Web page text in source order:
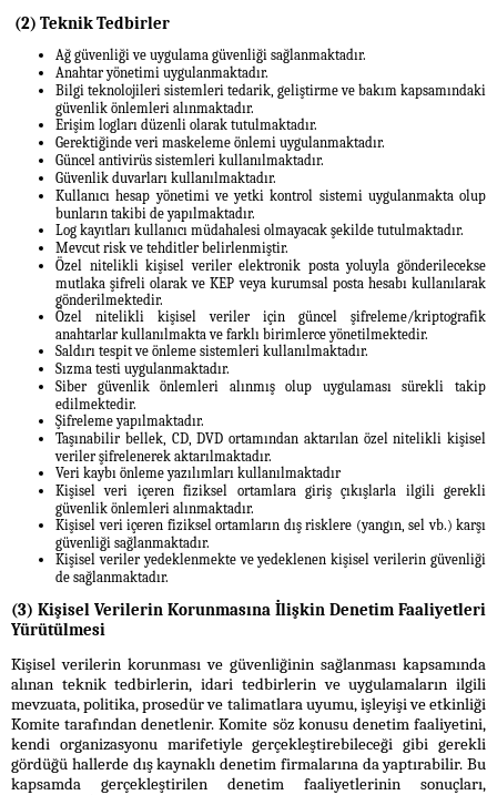
(2) Teknik Tedbirler
Ağ güvenliği ve uygulama güvenliği sağlanmaktadır.
Anahtar yönetimi uygulanmaktadır.
Bilgi teknolojileri sistemleri tedarik, geliştirme ve bakım kapsamındaki
güvenlik önlemleri alınmaktadır.
Erişim logları düzenli olarak tutulmaktadır.
Gerektiğinde veri maskeleme önlemi uygulanmaktadır.
Güncel antivirüs sistemleri kullanılmaktadır.
Güvenlik duvarları kullanılmaktadır.
Kullanıcı hesap yönetimi ve yetki kontrol sistemi uygulanmakta olup
bunların takibi de yapılmaktadır.
Log kayıtları kullanıcı müdahalesi olmayacak şekilde tutulmaktadır.
Mevcut risk ve tehditler belirlenmiştir.
Özel nitelikli kişisel veriler elektronik posta yoluyla gönderilecekse
mutlaka şifreli olarak ve KEP veya kurumsal posta hesabı kullanılarak
gönderilmektedir.
Özel nitelikli kişisel veriler için güncel şifreleme/kriptografik
anahtarlar kullanılmakta ve farklı birimlerce yönetilmektedir.
Saldırı tespit ve önleme sistemleri kullanılmaktadır.
Sızma testi uygulanmaktadır.
Siber güvenlik önlemleri alınmış olup uygulaması sürekli takip
edilmektedir.
Şifreleme yapılmaktadır.
Taşınabilir bellek, CD, DVD ortamından aktarılan özel nitelikli kişisel
veriler şifrelenerek aktarılmaktadır.
Veri kaybı önleme yazılımları kullanılmaktadır
Kişisel veri içeren fiziksel ortamlara giriş çıkışlarla ilgili gerekli
güvenlik önlemleri alınmaktadır.
Kişisel veri içeren fiziksel ortamların dış risklere (yangın, sel vb.) karşı
güvenliği sağlanmaktadır.
Kişisel veriler yedeklenmekte ve yedeklenen kişisel verilerin güvenliği
de sağlanmaktadır.
(3) Kişisel Verilerin Korunmasına İlişkin Denetim Faaliyetleri
Yürütülmesi
Kişisel verilerin korunması ve güvenliğinin sağlanması kapsamında
alınan teknik tedbirlerin, idari tedbirlerin ve uygulamaların ilgili
mevzuata, politika, prosedür ve talimatlara uyumu, işleyişi ve etkinliği
Komite tarafından denetlenir. Komite söz konusu denetim faaliyetini,
kendi organizasyonu marifetiyle gerçekleştirebileceği gibi gerekli
gördüğü hallerde dış kaynaklı denetim firmalarına da yaptırabilir. Bu
kapsamda gerçekleştirilen denetim faaliyetlerinin sonuçları,